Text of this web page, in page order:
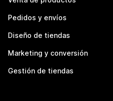
Pedidos y envíos
Diseño de tiendas
Marketing y conversión
Gestión de tiendas